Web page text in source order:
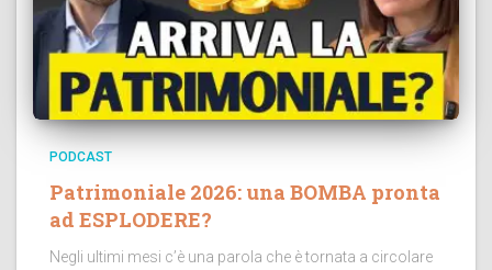
PODCAST
Patrimoniale 2026: una BOMBA pronta
ad ESPLODERE?
Negli ultimi mesi c’è una parola che è tornata a circolare